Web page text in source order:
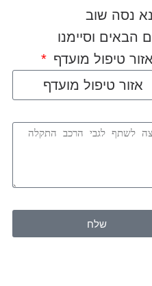
נסה שוב
וסיימנו
אזור טיפול מועדף
שלח